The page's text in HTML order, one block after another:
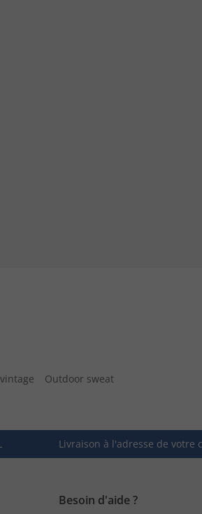
Outdoor sweat
Livraison à l'adresse de votre
Besoin d'aide ?